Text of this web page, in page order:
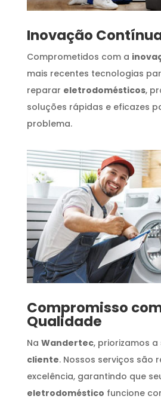
Inovação
Comprometidos com a
mais recentes tecnologias
reparar eletrodomésticos,
soluções rápidas e eficazes
problema.
Compromisso
Qualidade
Na Wandertec, priorizamos a
cliente. Nossos serviços são
excelência, garantindo que
eletrodoméstico funcione